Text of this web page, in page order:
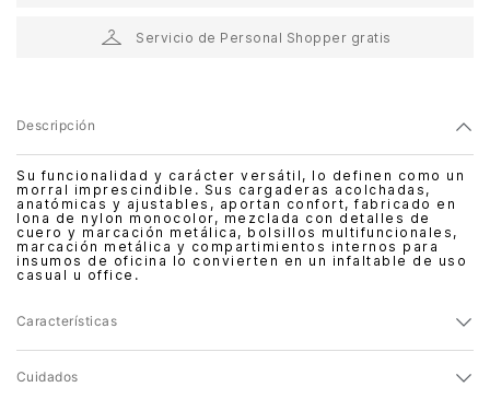
Servicio de Personal Shopper gratis
Descripción
Su funcionalidad y carácter versátil, lo definen como un
morral imprescindible. Sus cargaderas acolchadas,
anatómicas y ajustables, aportan confort, fabricado en
lona de nylon monocolor, mezclada con detalles de
cuero y marcación metálica, bolsillos multifuncionales,
marcación metálica y compartimientos internos para
insumos de oficina lo convierten en un infaltable de uso
casual u office.
Características
Cuidados